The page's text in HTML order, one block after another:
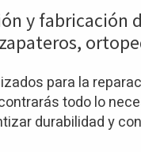
y fabricación
para la
todo lo
durabilidad y